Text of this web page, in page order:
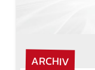
ARCHIV